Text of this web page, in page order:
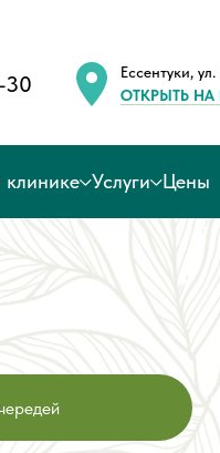
30
Ессентуки,
ОТКРЫТЬ НА
Услуги Цены